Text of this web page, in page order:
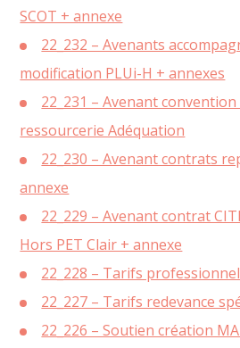
SCOT + annexe
22_232 – Avenants
modification PLUi-H + annexes
22_231 – Avenant
ressourcerie Adéquation
22_230 – Avenant contrats
annexe
22_229 – Avenant contrat
Hors PET Clair + annexe
22_228 – Tarifs
22_227 – Tarifs redevance
22_226 – Soutien création